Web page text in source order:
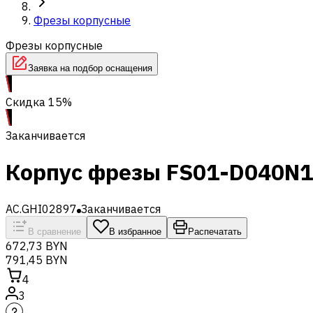
Фрезы корпусные
Фрезы корпусные
Заявка на подбор оснащения
Скидка 15%
Заканчивается
Корпус фрезы FS01-
AC.GHI02897 Заканчивается
В сравнение В избранное Распечатать
672,73 BYN
791,45 BYN
4
3